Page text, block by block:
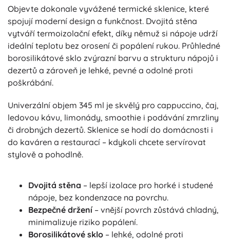
Objevte dokonale vyvážené termické sklenice, které
spojují moderní design a funkčnost. Dvojitá stěna
vytváří termoizolační efekt, díky němuž si nápoje udrží
ideální teplotu bez orosení či popálení rukou. Průhledné
borosilikátové sklo zvýrazní barvu a strukturu nápojů i
dezertů a zároveň je lehké, pevné a odolné proti
poškrábání.
Univerzální objem 345 ml je skvělý pro cappuccino, čaj,
ledovou kávu, limonády, smoothie i podávání zmrzliny
či drobných dezertů. Sklenice se hodí do domácnosti i
do kaváren a restaurací – kdykoli chcete servírovat
stylově a pohodlně.
Dvojitá stěna – lepší izolace pro horké i studené
nápoje, bez kondenzace na povrchu.
Bezpečné držení – vnější povrch zůstává chladný,
minimalizuje riziko popálení.
Borosilikátové sklo – lehké, odolné proti